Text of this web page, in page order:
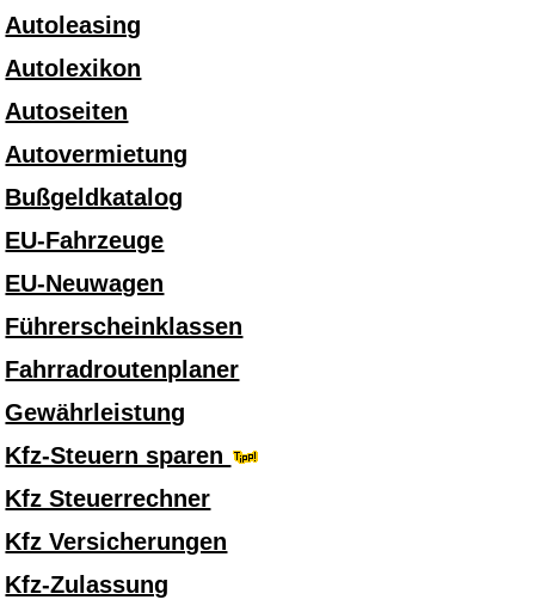
Autoleasing
Autolexikon
Autoseiten
Autovermietung
Bußgeldkatalog
EU-Fahrzeuge
EU-Neuwagen
Führerscheinklassen
Fahrradroutenplaner
Gewährleistung
Kfz-Steuern sparen
Kfz Steuerrechner
Kfz Versicherungen
Kfz-Zulassung